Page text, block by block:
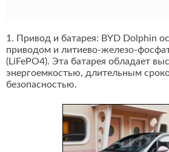
1. Привод и батарея: BYD Dolphin
приводом и литиево-железо-
(LiFePO4). Эта батарея обладает
энергоемкостью, длительным
безопасностью.